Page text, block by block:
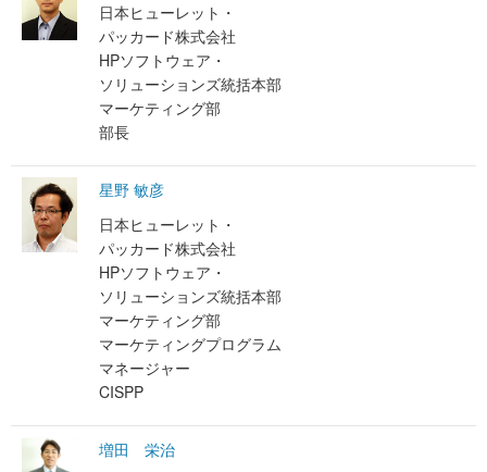
日本ヒューレット・
パッカード株式会社
HPソフトウェア・
ソリューションズ統括本部
マーケティング部
部長
星野 敏彦
日本ヒューレット・
パッカード株式会社
HPソフトウェア・
ソリューションズ統括本部
マーケティング部
マーケティングプログラム
マネージャー
CISPP
増田 栄治